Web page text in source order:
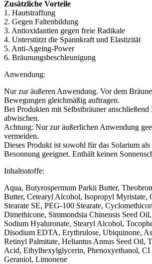
Zusätzliche Vorteile
1. Hautstraffung
2. Gegen Faltenbildung
3. Antioxidantien gegen freie Radikale
4. Unterstützt die Spannkraft und Elastizität
5. Anti-Ageing-Power
6. Bräunungsbeschleunigung
Anwendung:
Nur zur äußeren Anwendung. Vor dem
Bewegungen gleichmäßig auftragen.
Bei Produkten mit Selbstbräuner anschließend
abwischen.
Achtung: Nur zur äußerlichen Anwendung
vermeiden.
Dieses Produkt ist sowohl für das Solarium
Besonnung geeignet. Enthält keinen
Inhaltsstoffe:
Aqua, Butyrospermum Parkii Butter,
Butter, Cetearyl Alcohol, Isopropyl Myristate,
Stearate SE, PEG-100 Stearate,
Dimethicone, Simmondsia Chinensis Seed
Sodium Hyaluronate, Stearyl Alcohol,
Disodium EDTA, Erythrulose, Ubiquinone,
Retinyl Palmitate, Heliantus Annus Seed Oil,
Acid, Ethylhexylglycerin, Phenoxyethanol, CI
Geraniol, Limonene